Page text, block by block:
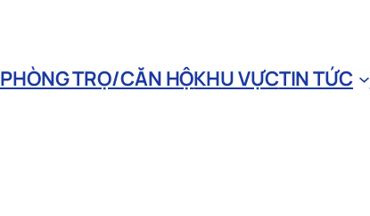
PHÒNG TRỌ/CĂN HỘKHU VỰCTIN TỨC